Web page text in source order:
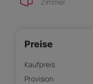
Zimmer
Preise
Kaufpreis
Provision